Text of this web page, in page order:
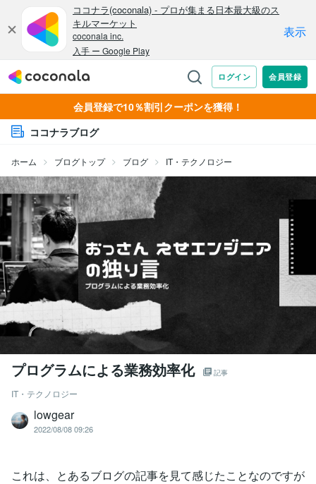
会員登録で10％割引クーポンを獲得！
ココナラブログ
ホーム ブログトップ ブログ IT・テクノロジー
プログラムによる業務効率化 記事
IT・テクノロジー
lowgear
2022/08/08 09:26
これは、とあるブログの記事を見て感じたことなのですが